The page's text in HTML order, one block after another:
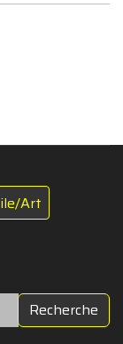
Art
Recherche